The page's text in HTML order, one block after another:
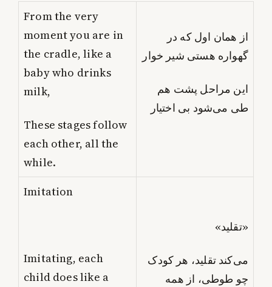
From the very
moment you are in
the cradle, like a
baby who drinks
milk,
These stages follow
each other, all the
while.
از همان اول که در
گهواره هستی شیر خوار
این مراحل پشت هم
طی می‌شود بی اختیار
Imitation
Imitating, each
child does like a
«تقلید»
می‌کند تقلید، هر کودک
چو طوطی، از همه